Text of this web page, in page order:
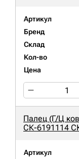
Артикул
Бренд
Склад
Кол-во
Цена
Палец (Г/Ц
СК-6191114
Артикул